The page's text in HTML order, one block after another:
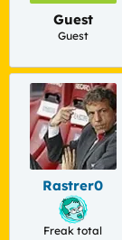
Guest
Guest
Rastrer0
Freak total